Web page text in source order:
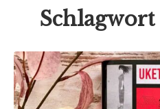
Schlagwort